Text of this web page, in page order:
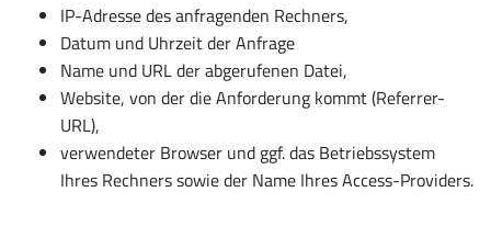
IP-Adresse des anfragenden Rechners,
Datum und Uhrzeit der Anfrage
Name und URL der abgerufenen Datei,
Website, von der die Anforderung kommt (Referrer-
URL),
verwendeter Browser und ggf. das Betriebssystem
Ihres Rechners sowie der Name Ihres Access-Providers.